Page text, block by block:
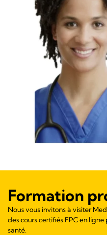
Formation
Nous vous invitons à visiter
des cours certifiés FPC en
santé.